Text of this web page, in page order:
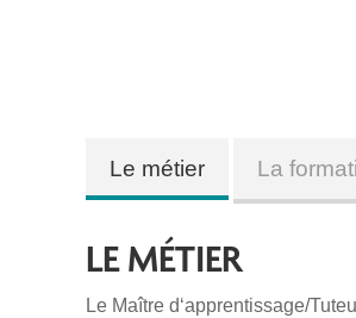
Le métier La
LE MÉTIER
Le Maître d‘apprentissage/